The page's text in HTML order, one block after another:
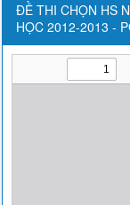
ĐỀ THI CHỌN HS
HỌC 2012-2013 -